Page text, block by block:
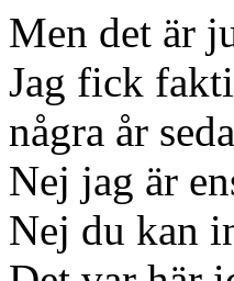
Men det är
Jag fick
några år
Nej jag är
Nej du kan